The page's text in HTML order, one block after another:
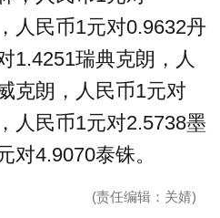
人民币1元对0.9632丹
1.4251瑞典克朗，人
克朗，人民币1元对
人民币1元对2.5738墨
对4.9070泰铢。
(责任编辑：关婧)